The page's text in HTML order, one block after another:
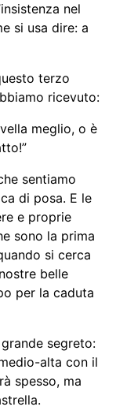
nel
si usa dire: a
terzo
ricevuto:
meglio, o è
sentiamo
di posa. E le
e proprie
sono la prima
si cerca
belle
per la caduta
segreto:
alta con il
spesso, ma